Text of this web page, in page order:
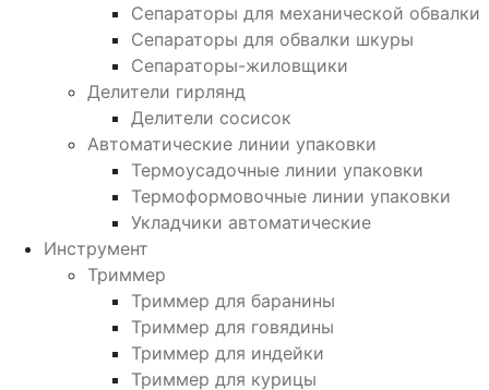
Сепараторы для механической обвалки
Сепараторы для обвалки шкуры
Сепараторы-жиловщики
Делители гирлянд
Делители сосисок
Автоматические линии упаковки
Термоусадочные линии упаковки
Термоформовочные линии упаковки
Укладчики автоматические
Инструмент
Триммер
Триммер для баранины
Триммер для говядины
Триммер для индейки
Триммер для курицы